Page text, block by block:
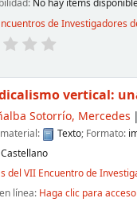
No hay ítems
de Investigadores
vertical:
Sotorrío, Mercedes
Texto; Formato:
Castellano
del VII Encuentro de
línea: Haga clic para